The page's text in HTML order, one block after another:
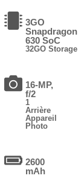
3GO
Snapdragon
630 SoC
32GO Storage
16-MP,
f/2
1
Arrière
Appareil
Photo
2600
mAh